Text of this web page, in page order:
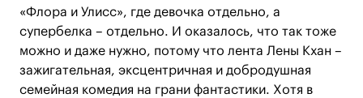
«Флора и Улисс», где девочка отдельно, а
супербелка – отдельно. И оказалось, что так тоже
можно и даже нужно, потому что лента Лены Кхан –
зажигательная, эксцентричная и добродушная
семейная комедия на грани фантастики. Хотя в